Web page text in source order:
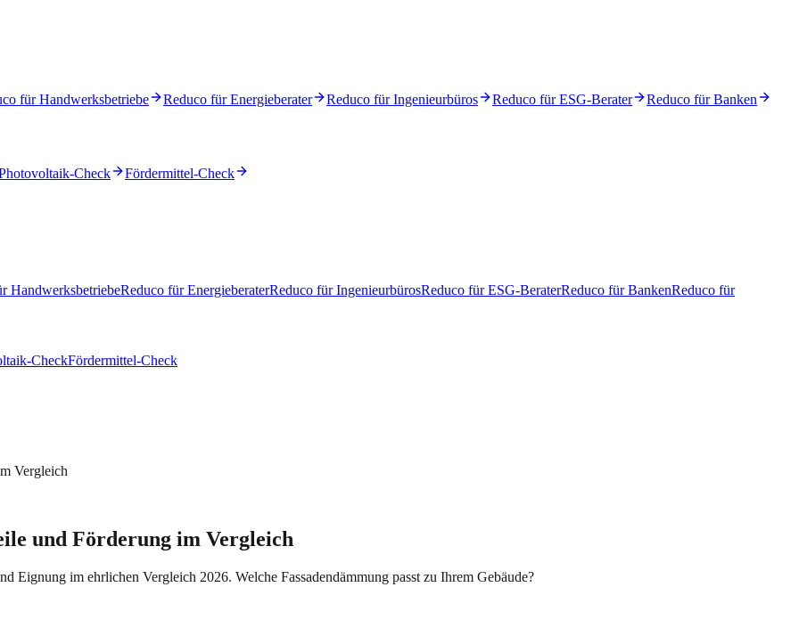
für Handwerksbetriebe Reduco für Energieberater Reduco für Ingenieurbüros Reduco für ESG-Berater Reduco für Banken
Check Fördermittel-Check
HandwerksbetriebeReduco für EnergieberaterReduco für IngenieurbürosReduco für ESG-BeraterReduco für BankenReduco für
CheckFördermittel-Check
Vergleich
und Förderung im Vergleich
im ehrlichen Vergleich 2026. Welche Fassadendämmung passt zu Ihrem Gebäude?